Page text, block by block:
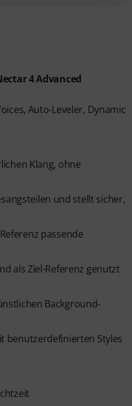
4 Advanced
Auto-Leveler, Dynamic
Klang, ohne
und stellt sicher,
passende
als Ziel-Referenz genutzt
Background-
benutzerdefinierten Styles